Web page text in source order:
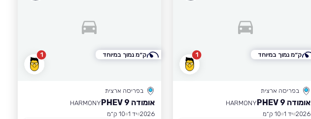
1
בפריסה ארצית
אומודה 9 PHEV
HARMONY
2026 יד 1
10 ק״מ
ק״מ נמוך במיוחד 1
בפריסה ארצית
אומודה 9 PHEV
HARMONY
2026 יד 1
10 ק״מ
ק״מ נמוך במיוחד